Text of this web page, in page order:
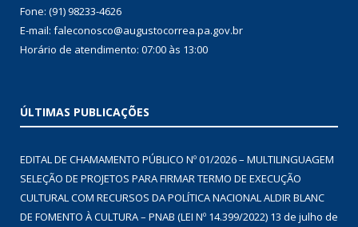
Fone: (91) 98233-4626
E-mail: faleconosco@augustocorrea.pa.gov.br
Horário de atendimento: 07:00 às 13:00
ÚLTIMAS PUBLICAÇÕES
EDITAL DE CHAMAMENTO PÚBLICO Nº 01/2026 – MULTILINGUAGEM
SELEÇÃO DE PROJETOS PARA FIRMAR TERMO DE EXECUÇÃO
CULTURAL COM RECURSOS DA POLÍTICA NACIONAL ALDIR BLANC
DE FOMENTO À CULTURA – PNAB (LEI Nº 14.399/2022) 13 de julho de